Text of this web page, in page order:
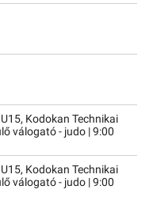
Kodokan Technikai
válogató - judo | 9:00
Kodokan Technikai
válogató - judo | 9:00